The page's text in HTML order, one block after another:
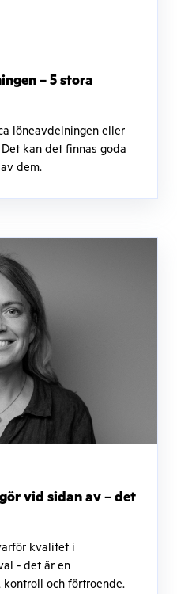
– 5 stora
löneavdelningen eller
kan det finnas goda
dem.
vid sidan av – det
kvalitet i
- det är en
och förtroende.